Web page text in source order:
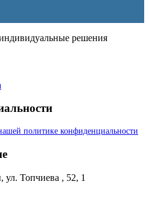
решения
политике конфиденциальности
ул. Топчиева , 52, 1